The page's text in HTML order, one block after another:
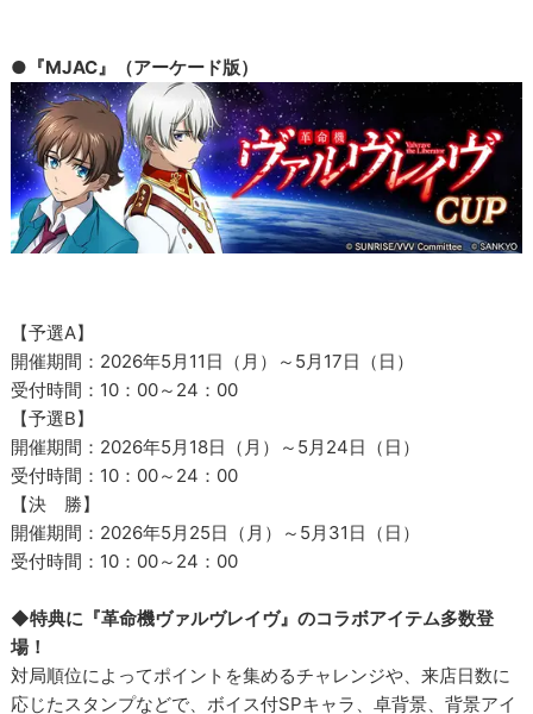
●『MJAC』（アーケード版）
【予選A】
開催期間：2026年5月11日（月）～5月17日（日）
受付時間：10：00～24：00
【予選B】
開催期間：2026年5月18日（月）～5月24日（日）
受付時間：10：00～24：00
【決 勝】
開催期間：2026年5月25日（月）～5月31日（日）
受付時間：10：00～24：00
◆特典に『革命機ヴァルヴレイヴ』のコラボアイテム多数登
場！
対局順位によってポイントを集めるチャレンジや、来店日数に
応じたスタンプなどで、ボイス付SPキャラ、卓背景、背景アイ